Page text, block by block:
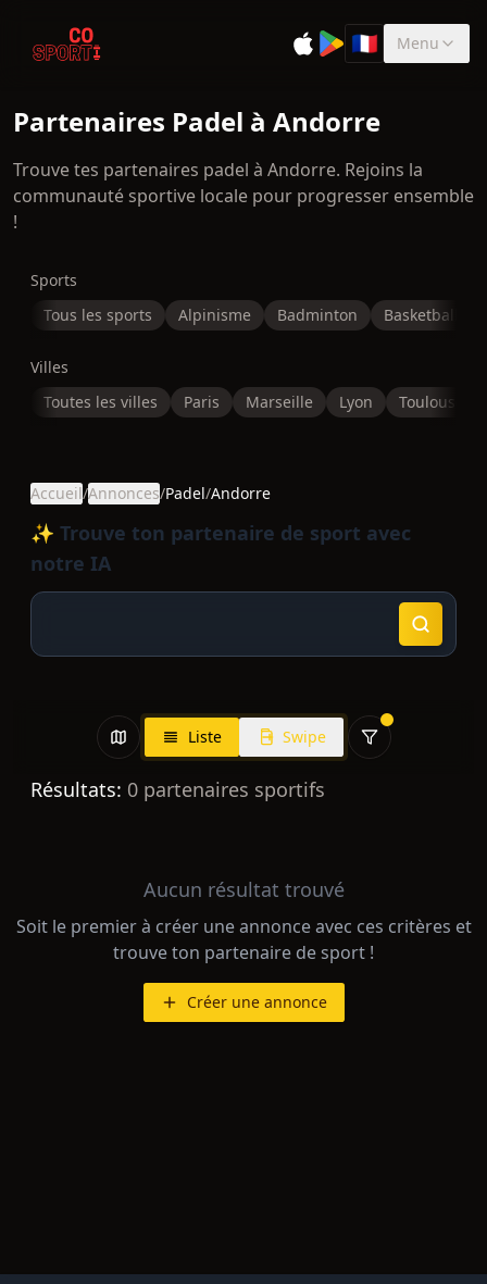
🇫🇷Sélectionner la
Menu
Partenaires Padel à Andorre
Trouve tes partenaires padel à Andorre. Rejoins la
communauté sportive locale pour progresser ensemble
!
Sports
Tous les sports
Alpinisme Badminton Basketball
Villes
Toutes les villes
Paris Marseille Lyon Toulouse
Accueil/Annonces/Padel/Andorre
✨ Trouve ton partenaire de sport avec
notre IA
Liste Swipe
Résultats: 0 partenaires sportifs
Aucun résultat trouvé
Soit le premier à créer une annonce avec ces critères et
trouve ton partenaire de sport !
Créer une annonce